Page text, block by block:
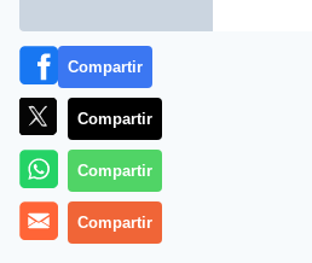
Cuenca, Teruel, Zaragoza,
Soria, Burgos, Segovia,
Salamanca, Zamora, León, Lugo
Lea el artículo completo en
Compartir
Compartir
Compartir
Compartir